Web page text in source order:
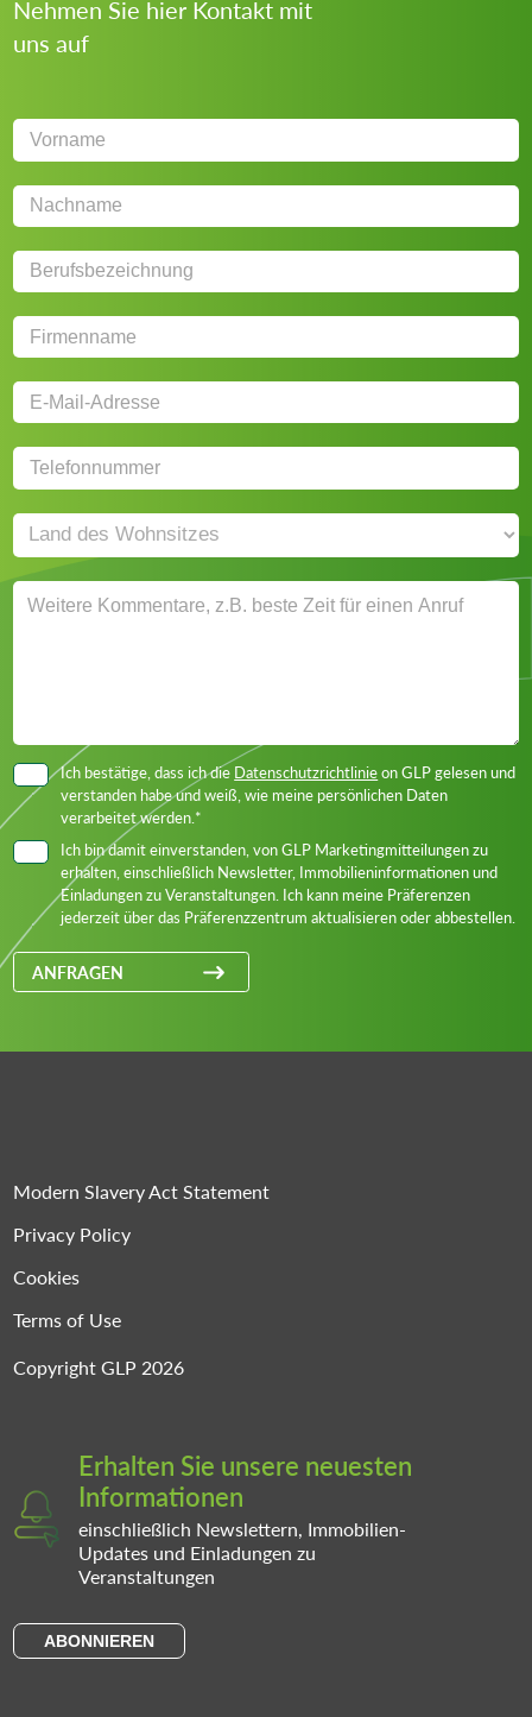
Nehmen Sie hier Kontakt mit
uns auf
Ich bestätige, dass ich die Datenschutzrichtlinieon GLP gelesen und
verstanden habe und weiß, wie meine persönlichen Daten
verarbeitet werden.*
Ich bin damit einverstanden, von GLP Marketingmitteilungen zu
erhalten, einschließlich Newsletter, Immobilieninformationen und
Einladungen zu Veranstaltungen. Ich kann meine Präferenzen
jederzeit über das Präferenzzentrum aktualisieren oder abbestellen.
ANFRAGEN
Modern Slavery Act Statement
Privacy Policy
Cookies
Terms of Use
Copyright GLP 2026
Erhalten Sie unsere neuesten
Informationen
einschließlich Newslettern, Immobilien-
Updates und Einladungen zu
Veranstaltungen
ABONNIEREN